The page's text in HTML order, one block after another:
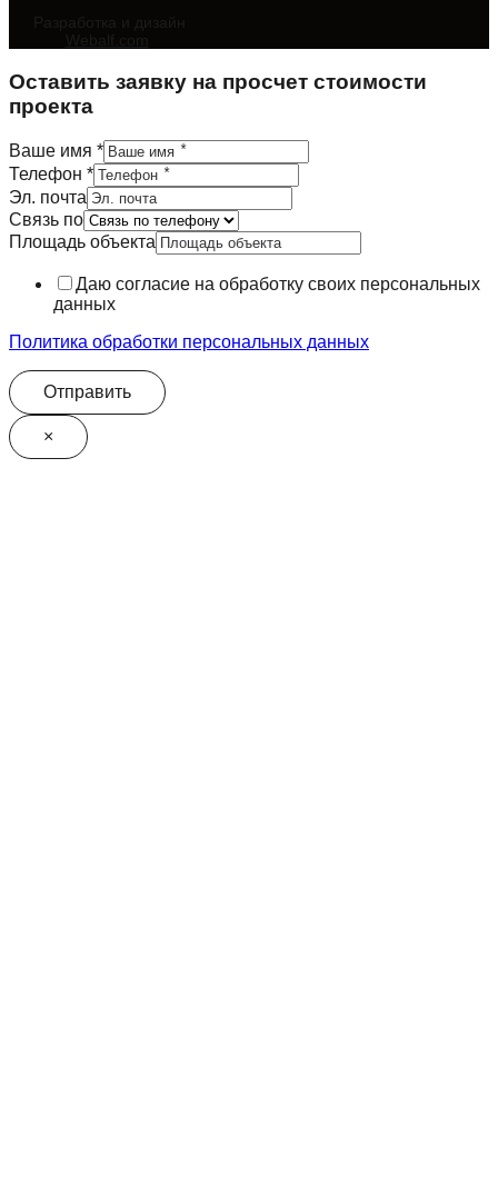
Разработка и дизайн
Webalf.com
Оставить заявку на просчет стоимости
проекта
Ваше имя *
Телефон *
Эл. почта
Телефон
Связь
Связь по
Площадь объекта
Даю согласие на обработку своих персональных
данных
Политика обработки персональных данных
Отправить
×